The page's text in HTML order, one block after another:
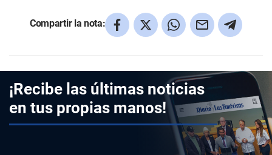
Compartir la nota:
¡Recibe las últimas noticias
en tus propias manos!